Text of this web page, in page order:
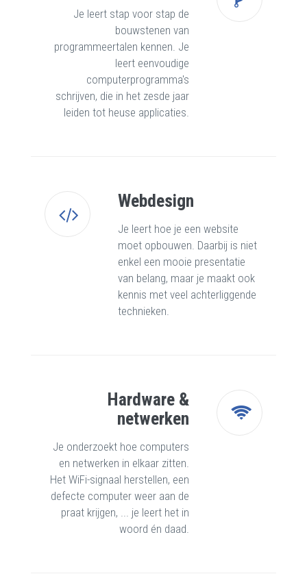
Je leert stap voor stap de
bouwstenen van
programmeertalen kennen. Je
leert eenvoudige
computerprogramma's
schrijven, die in het zesde jaar
leiden tot heuse applicaties.
Webdesign
Je leert hoe je een website
moet opbouwen. Daarbij is niet
enkel een mooie presentatie
van belang, maar je maakt ook
kennis met veel achterliggende
technieken.
Hardware &
netwerken
Je onderzoekt hoe computers
en netwerken in elkaar zitten.
Het WiFi-signaal herstellen, een
defecte computer weer aan de
praat krijgen, ... je leert het in
woord én daad.